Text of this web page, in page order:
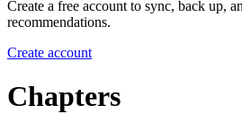
Create a free account to sync, back up,
recommendations.
Create account
Chapters